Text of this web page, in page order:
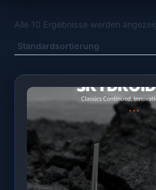
Alle 10 Ergebnisse werden